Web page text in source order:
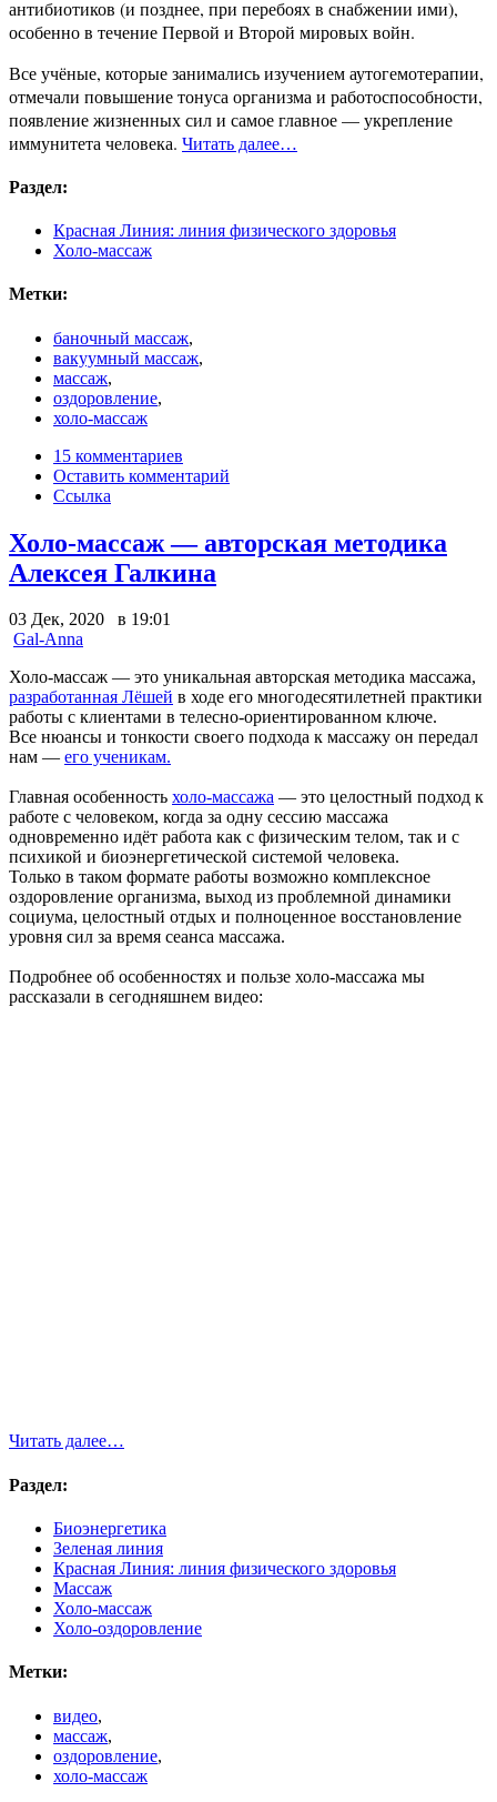
антибиотиков (и позднее, при перебоях в снабжении ими),
особенно в течение Первой и Второй мировых войн.
Все учёные, которые занимались изучением аутогемотерапии,
отмечали повышение тонуса организма и работоспособности,
появление жизненных сил и самое главное — укрепление
иммунитета человека. Читать далее…
Раздел:
Красная Линия: линия физического здоровья
Холо-массаж
Метки:
баночный массаж,
вакуумный массаж,
массаж,
оздоровление,
холо-массаж
15 комментариев
Оставить комментарий
Ссылка
Холо-массаж — авторская методика
Алексея Галкина
03 Дек, 2020 в 19:01
Gal-Anna
Холо-массаж — это уникальная авторская методика массажа,
разработанная Лёшей в ходе его многодесятилетней практики
работы с клиентами в телесно-ориентированном ключе.
Все нюансы и тонкости своего подхода к массажу он передал
нам — его ученикам.
Главная особенность холо-массажа — это целостный подход к
работе с человеком, когда за одну сессию массажа
одновременно идёт работа как с физическим телом, так и с
психикой и биоэнергетической системой человека.
Только в таком формате работы возможно комплексное
оздоровление организма, выход из проблемной динамики
социума, целостный отдых и полноценное восстановление
уровня сил за время сеанса массажа.
Подробнее об особенностях и пользе холо-массажа мы
рассказали в сегодняшнем видео:
Читать далее…
Раздел:
Биоэнергетика
Зеленая линия
Красная Линия: линия физического здоровья
Массаж
Холо-массаж
Холо-оздоровление
Метки:
видео,
массаж,
оздоровление,
холо-массаж